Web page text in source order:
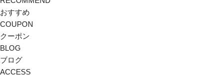
おすすめ
COUPON
クーポン
BLOG
ブログ
ACCESS